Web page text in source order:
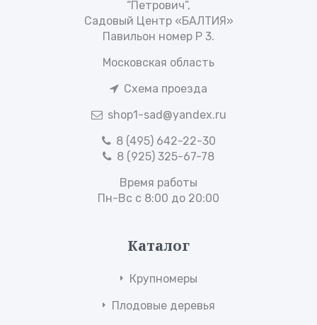
“Петрович”,
Садовый Центр «БАЛТИЯ»
Павильон номер Р 3.
Московская область
Схема проезда
shop1-sad@yandex.ru
8 (495) 642-22-30
8 (925) 325-67-78
Время работы
Пн-Вс с 8:00 до 20:00
Каталог
Крупномеры
Плодовые деревья